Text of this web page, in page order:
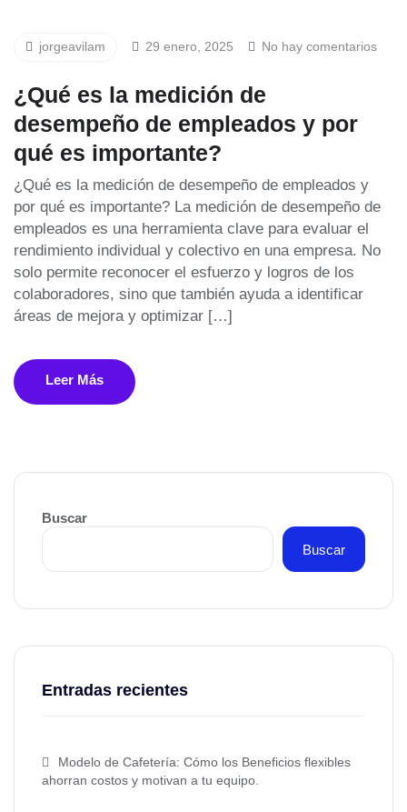
jorgeavilam 29 enero, 2025 No hay comentarios
¿Qué es la medición de
desempeño de empleados y por
qué es importante?
¿Qué es la medición de desempeño de empleados y
por qué es importante? La medición de desempeño de
empleados es una herramienta clave para evaluar el
rendimiento individual y colectivo en una empresa. No
solo permite reconocer el esfuerzo y logros de los
colaboradores, sino que también ayuda a identificar
áreas de mejora y optimizar […]
Leer Más
Buscar
Buscar
Entradas recientes
Modelo de Cafetería: Cómo los Beneficios flexibles
ahorran costos y motivan a tu equipo.